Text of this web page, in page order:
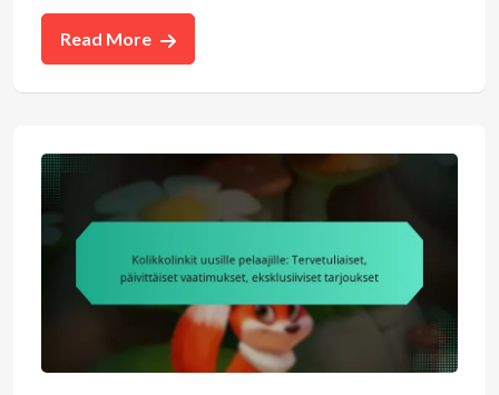
Read More